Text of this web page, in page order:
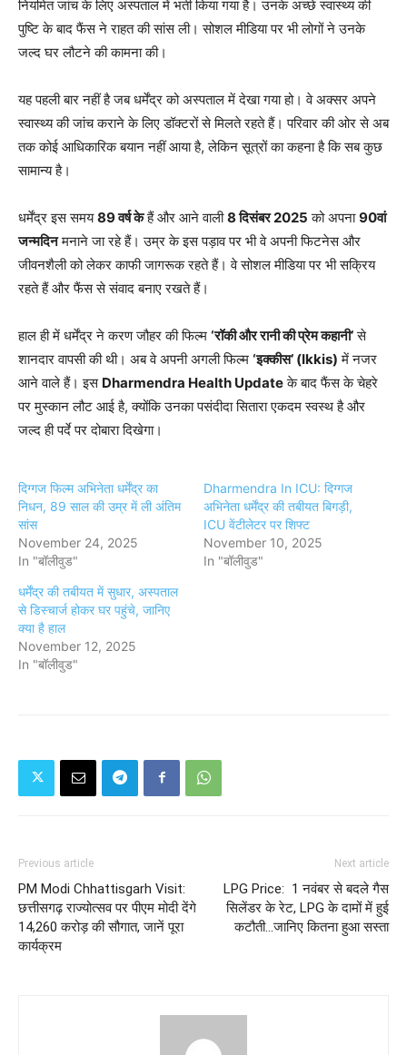
नियमित जांच के लिए अस्पताल में भर्ती किया गया है। उनके अच्छे स्वास्थ्य की
पुष्टि के बाद फैंस ने राहत की सांस ली। सोशल मीडिया पर भी लोगों ने उनके
जल्द घर लौटने की कामना की।
यह पहली बार नहीं है जब धर्मेंद्र को अस्पताल में देखा गया हो। वे अक्सर अपने
स्वास्थ्य की जांच कराने के लिए डॉक्टरों से मिलते रहते हैं। परिवार की ओर से अब
तक कोई आधिकारिक बयान नहीं आया है, लेकिन सूत्रों का कहना है कि सब कुछ
सामान्य है।
धर्मेंद्र इस समय89 वर्ष केहैं और आने वाली8 दिसंबर 2025 को अपना90वां
जन्मदिनमनाने जा रहे हैं। उम्र के इस पड़ाव पर भी वे अपनी फिटनेस और
जीवनशैली को लेकर काफी जागरूक रहते हैं। वे सोशल मीडिया पर भी सक्रिय
रहते हैं और फैंस से संवाद बनाए रखते हैं।
हाल ही में धर्मेंद्र ने करण जौहर की फिल्म ‘रॉकी और रानी की प्रेम कहानी’से
शानदार वापसी की थी। अब वे अपनी अगली फिल्म ‘इक्कीस’ (Ikkis) में नजर
आने वाले हैं। इस Dharmendra Health Updateके बाद फैंस के चेहरे
पर मुस्कान लौट आई है, क्योंकि उनका पसंदीदा सितारा एकदम स्वस्थ है और
जल्द ही पर्दे पर दोबारा दिखेगा।
दिग्गज फिल्म अभिनेता धर्मेंद्र का
निधन, 89 साल की उम्र में ली अंतिम
सांस
November 24, 2025
In "बॉलीवुड"
Dharmendra In ICU: दिग्गज
अभिनेता धर्मेंद्र की तबीयत बिगड़ी,
ICU वेंटीलेटर पर शिफ्ट
November 10, 2025
In "बॉलीवुड"
धर्मेंद्र की तबीयत में सुधार, अस्पताल
से डिस्चार्ज होकर घर पहुंचे, जानिए
क्या है हाल
November 12, 2025
In "बॉलीवुड"
Previous article
PM Modi Chhattisgarh Visit:
छत्तीसगढ़ राज्योत्सव पर पीएम मोदी देंगे
14,260 करोड़ की सौगात, जानें पूरा
कार्यक्रम
Next article
LPG Price: 1 नवंबर से बदले गैस
सिलेंडर के रेट, LPG के दामों में हुई
कटौती...जानिए कितना हुआ सस्ता